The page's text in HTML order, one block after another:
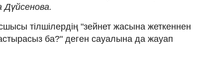
Дүйсенова.
тілшілердің "зейнет жасына жеткеннен
ба?" деген сауалына да жауап